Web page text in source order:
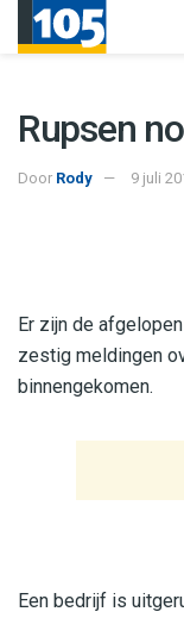
Rupsen
Door Rody 9 juli
Er zijn de
zestig meldingen
binnengekomen.
Een bedrijf is